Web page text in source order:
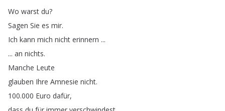
Wo warst du?
Sagen Sie es mir.
Ich kann mich nicht erinnern ...
... an nichts.
Manche Leute
glauben Ihre Amnesie nicht.
100.000 Euro dafür,